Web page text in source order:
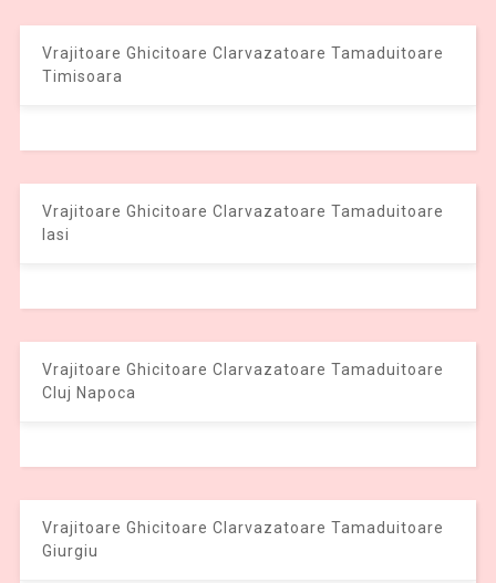
Vrajitoare Ghicitoare Clarvazatoare Tamaduitoare
Timisoara
Vrajitoare Ghicitoare Clarvazatoare Tamaduitoare
Iasi
Vrajitoare Ghicitoare Clarvazatoare Tamaduitoare
Cluj Napoca
Vrajitoare Ghicitoare Clarvazatoare Tamaduitoare
Giurgiu